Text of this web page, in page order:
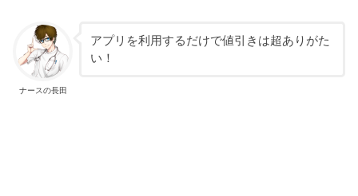
ナースの長田
アプリを利用するだけで値引きは超ありがた
い！